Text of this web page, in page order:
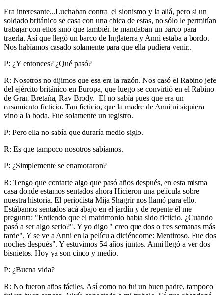
Era interesante...Luchaban contra el sionismo y la aliá, pero si un
soldado británico se casa con una chica de estas, no sólo le permitían
trabajar con ellos sino que también le mandaban un barco para
traerla. Así que llegó un barco de Inglaterra y Anni estaba a bordo.
Nos habíamos casado solamente para que ella pudiera venir..
P: ¿Y entonces? ¿Qué pasó?
R: Nosotros no dijimos que esa era la razón. Nos casó el Rabino jefe
del ejército británico en Europa, que luego se convirtió en el Rabino
de Gran Bretaña, Rav Brody. El no sabía pues que era un
casamiento ficticio. Tan ficticio, que la madre de Anni ni siquiera
vino a la boda. Fue solamente un registro.
P: Pero ella no sabía que duraría medio siglo.
R: Es que tampoco nosotros sabíamos.
P: ¿Simplemente se enamoraron?
R: Tengo que contarte algo que pasó años después, en esta misma
casa donde estamos sentados ahora Hicieron una película sobre
nuestra historia. El periodista Mija Shagrir nos llamó para ello.
Estábamos sentados acá abajo en el jardín y de repente él me
pregunta: "Entiendo que el matrimonio había sido ficticio. ¿Cuándo
pasó a ser algo serio?". Y yo digo " creo que dos o tres semanas más
tarde". Y se ve a Anni en la película diciéndome: Mentiroso. Fue dos
noches después". Y estuvimos 54 años juntos. Anni llegó a ver dos
bisnietos. Hoy ya son cinco y medio.
P: ¿Buena vida?
R: No fueron años fáciles. Así como no fui un buen padre, tampoco